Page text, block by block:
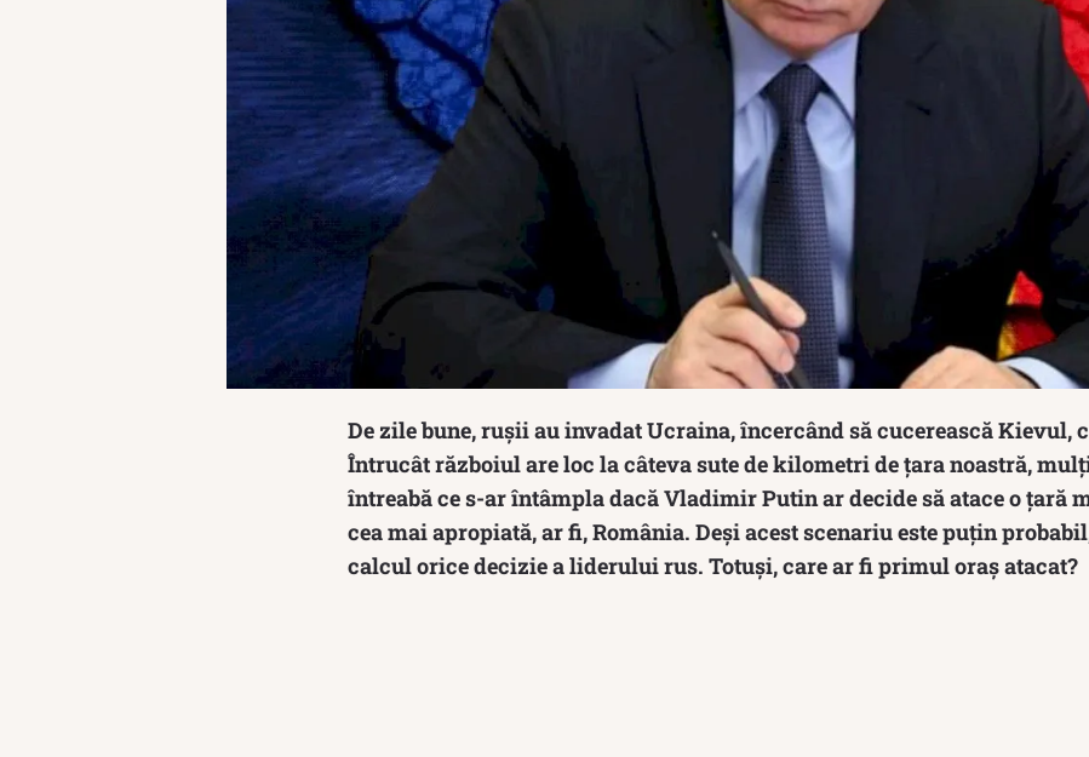
De zile bune, rușii au invadat Ucraina, încercând să cucerească Kievul,
Întrucât războiul are loc la câteva sute de kilometri de țara noastră,
întreabă ce s-ar întâmpla dacă Vladimir Putin ar decide să atace o țară
cea mai apropiată, ar fi, România. Deși acest scenariu este puțin
calcul orice decizie a liderului rus. Totuși, care ar fi primul oraș atacat?